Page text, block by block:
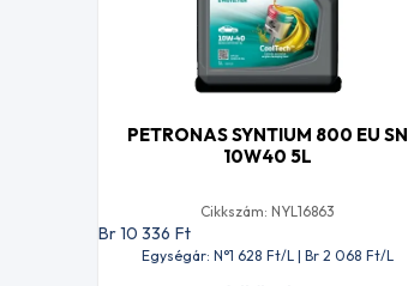
PETRONAS SYNTIUM 800 EU SN
10W40 5L
Cikkszám: NYL16863
Br 10 336 Ft
Egységár: N°1 628 Ft/L | Br 2 068 Ft/L